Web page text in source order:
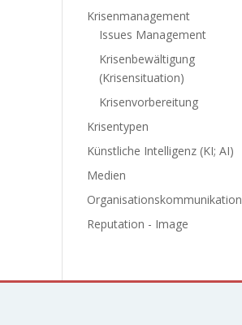
Krisenmanagement
Issues Management
Krisenbewältigung
(Krisensituation)
Krisenvorbereitung
Krisentypen
Künstliche Intelligenz (KI; AI)
Medien
Organisationskommunikation
Reputation - Image